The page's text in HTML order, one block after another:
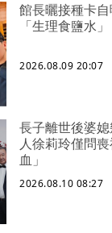
館長曬接種卡
「生理食鹽水
2026.08.09 20:07
長子離世後婆
人徐莉玲僅問
血」
2026.08.10 08:27